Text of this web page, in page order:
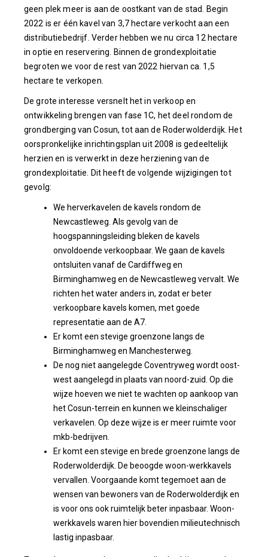
geen plek meer is aan de oostkant van de stad. Begin
2022 is er één kavel van 3,7 hectare verkocht aan een
distributiebedrijf. Verder hebben we nu circa 12 hectare
in optie en reservering. Binnen de grondexploitatie
begroten we voor de rest van 2022 hiervan ca. 1,5
hectare te verkopen.
De grote interesse versnelt het in verkoop en
ontwikkeling brengen van fase 1C, het deel rondom de
grondberging van Cosun, tot aan de Roderwolderdijk. Het
oorspronkelijke inrichtingsplan uit 2008 is gedeeltelijk
herzien en is verwerkt in deze herziening van de
grondexploitatie. Dit heeft de volgende wijzigingen tot
gevolg:
We herverkavelen de kavels rondom de
Newcastleweg. Als gevolg van de
hoogspanningsleiding bleken de kavels
onvoldoende verkoopbaar. We gaan de kavels
ontsluiten vanaf de Cardiffweg en
Birminghamweg en de Newcastleweg vervalt. We
richten het water anders in, zodat er beter
verkoopbare kavels komen, met goede
representatie aan de A7.
Er komt een stevige groenzone langs de
Birminghamweg en Manchesterweg.
De nog niet aangelegde Coventryweg wordt oost-
west aangelegd in plaats van noord-zuid. Op die
wijze hoeven we niet te wachten op aankoop van
het Cosun-terrein en kunnen we kleinschaliger
verkavelen. Op deze wijze is er meer ruimte voor
mkb-bedrijven.
Er komt een stevige en brede groenzone langs de
Roderwolderdijk. De beoogde woon-werkkavels
vervallen. Voorgaande komt tegemoet aan de
wensen van bewoners van de Roderwolderdijk en
is voor ons ook ruimtelijk beter inpasbaar. Woon-
werkkavels waren hier bovendien milieutechnisch
lastig inpasbaar.